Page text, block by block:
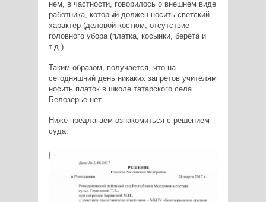
нем, в частности, говорилось о внешнем виде
работника, который должен носить светский
характер (деловой костюм, отсутствие
головного убора (платка, косынки, берета и
т.д.).
Таким образом, получается, что на
сегодняшний день никаких запретов учителям
носить платок в школе татарского села
Белозерье нет.
Ниже предлагаем ознакомиться с решением
суда.